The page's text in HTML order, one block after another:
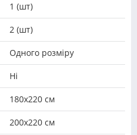
1 (шт)
2 (шт)
Одного розміру
Ні
180х220 см
200х220 см